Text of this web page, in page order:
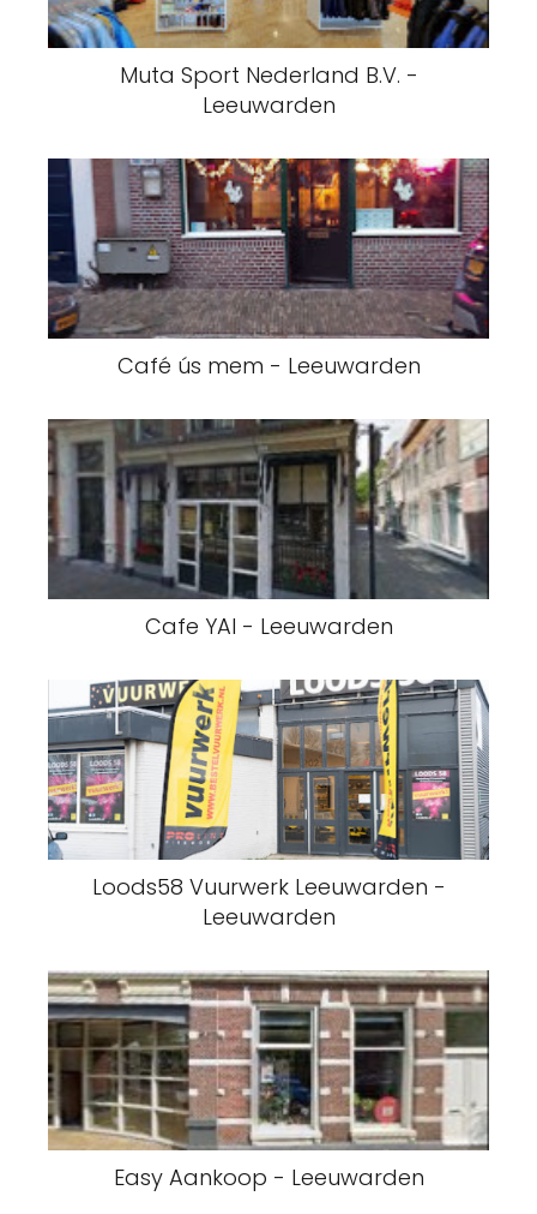
Muta Sport Nederland B.V. -
Leeuwarden
Café ús mem - Leeuwarden
Cafe YAI - Leeuwarden
Loods58 Vuurwerk Leeuwarden -
Leeuwarden
Easy Aankoop - Leeuwarden